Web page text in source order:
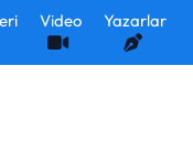
Video Yazarlar